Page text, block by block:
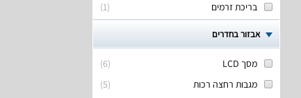
(
1
) בריכת זרמים
אבזור בחדרים
(
6
)
מסך LCD
(
5
)
מגבות רחצה רכות